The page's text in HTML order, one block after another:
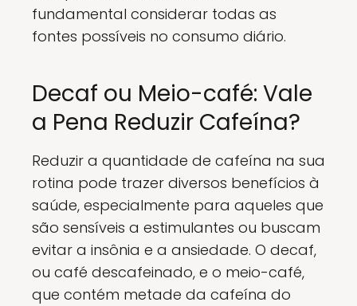
fundamental considerar todas as
fontes possíveis no consumo diário.
Decaf ou Meio-café: Vale
a Pena Reduzir Cafeína?
Reduzir a quantidade de cafeína na sua
rotina pode trazer diversos benefícios à
saúde, especialmente para aqueles que
são sensíveis a estimulantes ou buscam
evitar a insônia e a ansiedade. O decaf,
ou café descafeinado, e o meio-café,
que contém metade da cafeína do